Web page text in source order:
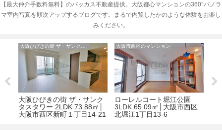
【最大仲介手数料無料】のバッカス不動産提供。大阪都心マンションの360°パノラ
マ室内写真を順次アップするブログです。まるで内覧したかのような体験をお楽し
みください。
大阪ひびきの街 ザ・サンクタスタワー
大阪ひびきの街 ザ・サンク
タスタワー 2LDK 73.88㎡│
大阪市西区新町１丁目14-21
大阪市西区のマンション
ローレルコート堀江公園
3LDK 65.09㎡│大阪市西区
北堀江1丁目13-6
アリス・マ
1DK